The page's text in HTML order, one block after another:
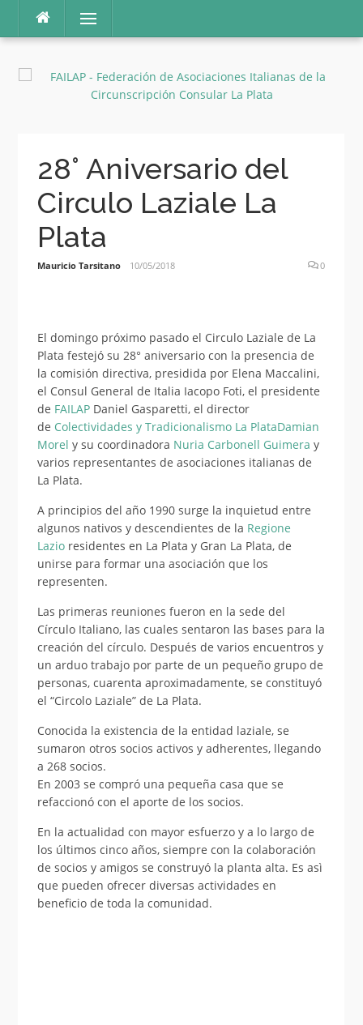
contenido
Menú
28° Aniversario del
Circulo Laziale La
Plata
Mauricio Tarsitano 10/05/2018 0
El domingo próximo pasado el Circulo Laziale de La
Plata festejó su 28° aniversario con la presencia de
la comisión directiva, presidida por Elena Maccalini,
el Consul General de Italia Iacopo Foti, el presidente
de FAILAP Daniel Gasparetti, el director
de Colectividades y Tradicionalismo La PlataDamian
Morel y su coordinadora Nuria Carbonell Guimera y
varios representantes de asociaciones italianas de
La Plata.
A principios del año 1990 surge la inquietud entre
algunos nativos y descendientes de la Regione
Lazioresidentes en La Plata y Gran La Plata, de
unirse para formar una asociación que los
representen.
Las primeras reuniones fueron en la sede del
Círculo Italiano, las cuales sentaron las bases para la
creación del círculo. Después de varios encuentros y
un arduo trabajo por parte de un pequeño grupo de
personas, cuarenta aproximadamente, se constituyó
el “Circolo Laziale” de La Plata.
Conocida la existencia de la entidad laziale, se
sumaron otros socios activos y adherentes, llegando
a 268 socios.
En 2003 se compró una pequeña casa que se
refaccionó con el aporte de los socios.
En la actualidad con mayor esfuerzo y a lo largo de
los últimos cinco años, siempre con la colaboración
de socios y amigos se construyó la planta alta. Es asì
que pueden ofrecer diversas actividades en
beneficio de toda la comunidad.